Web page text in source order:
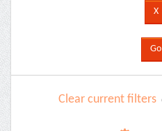
Clear current filters